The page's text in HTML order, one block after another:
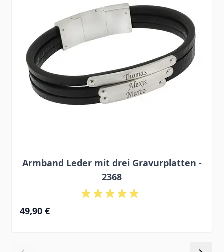
Armband Leder mit drei Gravurplatten -
2368
49,90 €